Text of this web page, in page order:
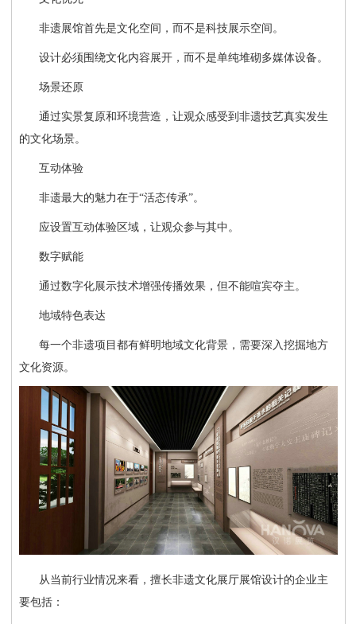
非遗展馆首先是文化空间，而不是科技展示空间。
设计必须围绕文化内容展开，而不是单纯堆砌多媒体设备。
场景还原
通过实景复原和环境营造，让观众感受到非遗技艺真实发生
的文化场景。
互动体验
非遗最大的魅力在于“活态传承”。
应设置互动体验区域，让观众参与其中。
数字赋能
通过数字化展示技术增强传播效果，但不能喧宾夺主。
地域特色表达
每一个非遗项目都有鲜明地域文化背景，需要深入挖掘地方
文化资源。
从当前行业情况来看，擅长非遗文化展厅展馆设计的企业主
要包括：